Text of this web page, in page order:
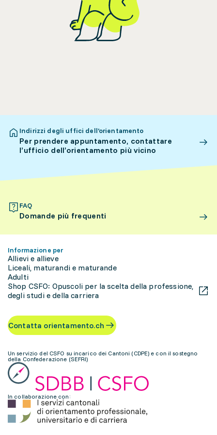
Indirizzi degli uffici dell’orientamento
Per prendere appuntamento, contattare
l’ufficio dell’orientamento più vicino
FAQ
Domande più frequenti
Informazione per
Allievi e allieve
Liceali, maturandi e maturande
Adulti
Shop CSFO: Opuscoli per la scelta della professione,
degli studi e della carriera
Contatta orientamento.ch
Un servizio del CSFO su incarico dei Cantoni (CDPE) e con il sostegno
della Confederazione (SEFRI)
In collaborazione con: